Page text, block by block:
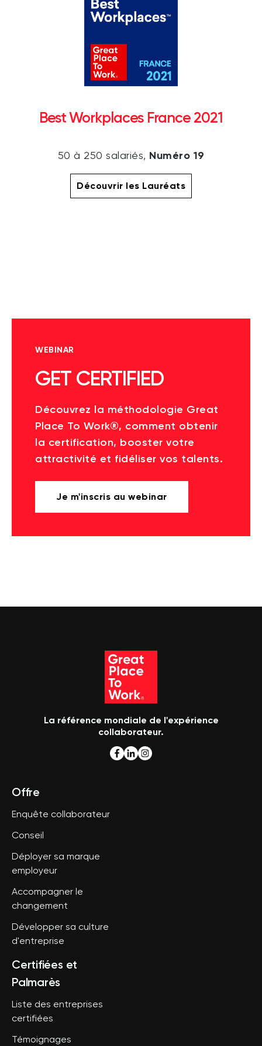
Best Workplaces France 2021
50 à 250 salariés, Numéro 19
Découvrir les Lauréats
WEBINAR
GET CERTIFIED
Découvrez la méthodologie Great
Place To Work®, comment obtenir
la certification, booster votre
attractivité et fidéliser vos talents.
Je m'inscris au webinar
La référence mondiale de l'expérience
collaborateur.
Offre
Enquête collaborateur
Conseil
Déployer sa marque
employeur
Accompagner le
changement
Développer sa culture
d'entreprise
Certifiées et
Palmarès
Liste des entreprises
certifiées
Témoignages